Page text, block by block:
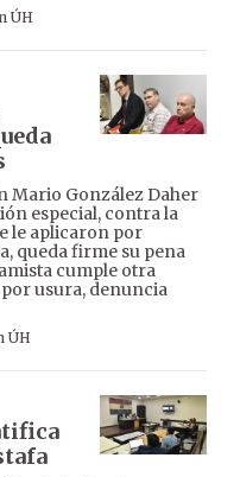
ÚH
Mario González Daher
especial, contra la
le aplicaron por
queda firme su pena
cumple otra
usura, denuncia
ÚH